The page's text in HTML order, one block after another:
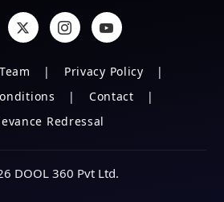
Team
Privacy Policy
Contact
Redressal
DOOL 360 Pvt Ltd.